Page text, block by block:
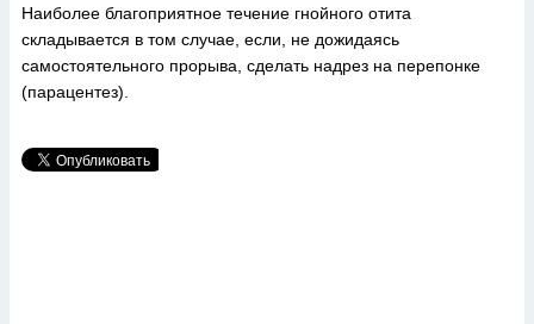
Наиболее благоприятное течение гнойного отита
складывается в том случае, если, не дожидаясь
самостоятельного прорыва, сделать надрез на перепонке
(парацентез).